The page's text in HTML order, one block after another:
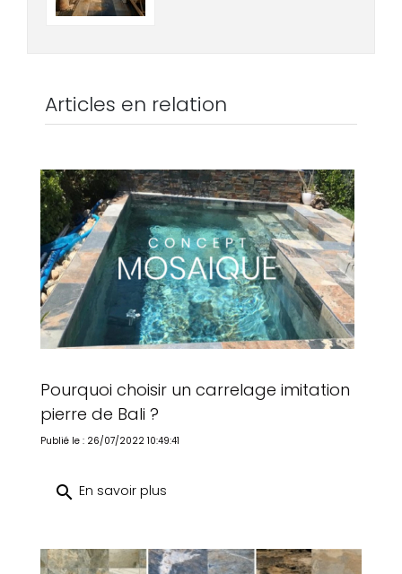
Articles en relation
Pourquoi choisir un carrelage imitation
pierre de Bali ?
Publié le : 26/07/2022 10:49:41
search En savoir plus